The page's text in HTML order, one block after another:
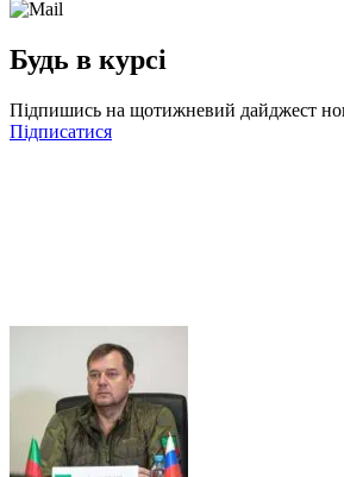
Будь в курсі
Підпишись на щотижневий дайджест
Підписатися